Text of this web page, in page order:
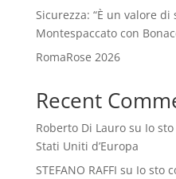
Sicurezza: “È un valore
Montespaccato con
RomaRose 2026
Recent
Roberto Di Laurosu Io
Stati Uniti d’Europa
STEFANO RAFFI su Io sto